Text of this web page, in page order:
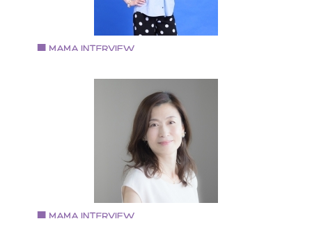
う役作りの方法を通して、 「あなたが主役の人生の脚
を描く！」というオリジナルのメソッドをお届けして
ます。
南 由香さん
ママさんミュージシャン
プロフィール 大阪・堺市出身 フランス国立音楽院でク
ッシックサックスを専攻 4年の留学後、帰国 イベント
社の社員等の仕事を経て、 クラッシック出身の女性デ
オtricoloreを結成。 サックス・コーラスを担当 公式
HP:http://tricolore-net.jp/